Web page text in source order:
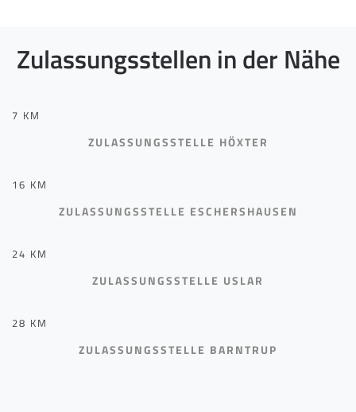
Zulassungsstellen in der Nähe
7 KM
ZULASSUNGSSTELLE HÖXTER
16 KM
ZULASSUNGSSTELLE ESCHERSHAUSEN
24 KM
ZULASSUNGSSTELLE USLAR
28 KM
ZULASSUNGSSTELLE BARNTRUP